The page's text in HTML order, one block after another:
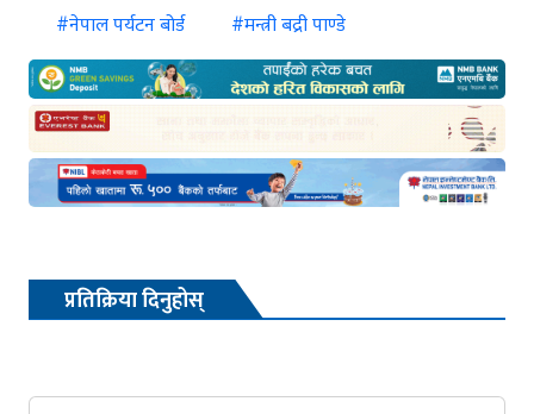
#नेपाल पर्यटन बोर्ड #मन्त्री बद्री पाण्डे
प्रतिक्रिया दिनुहोस्